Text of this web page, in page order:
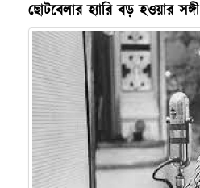
ছোটবেলার হ্যারি বড় হওয়ার সঙ্গী